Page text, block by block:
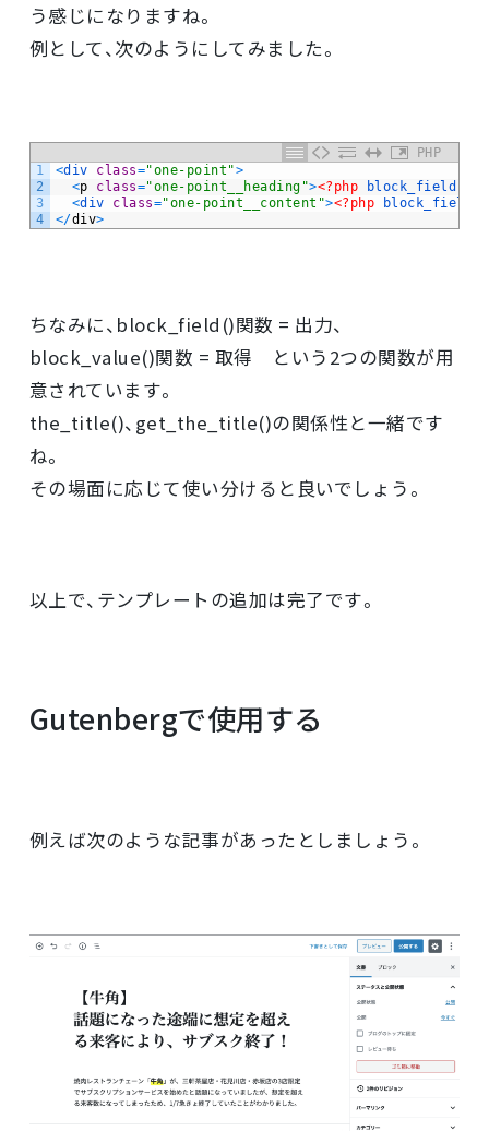
う感じになりますね。
例として、次のようにしてみました。
PHP
1
2
3
4
<div class="one-point">
<p class="one-point__heading"><?php block_field
<div class="one-point__content"><?php block_field
</div>
ちなみに、block_field()関数 = 出力、
block_value()関数 = 取得 という2つの関数が用
意されています。
the_title()、get_the_title()の関係性と一緒です
ね。
その場面に応じて使い分けると良いでしょう。
以上で、テンプレートの追加は完了です。
Gutenbergで使用する
例えば次のような記事があったとしましょう。